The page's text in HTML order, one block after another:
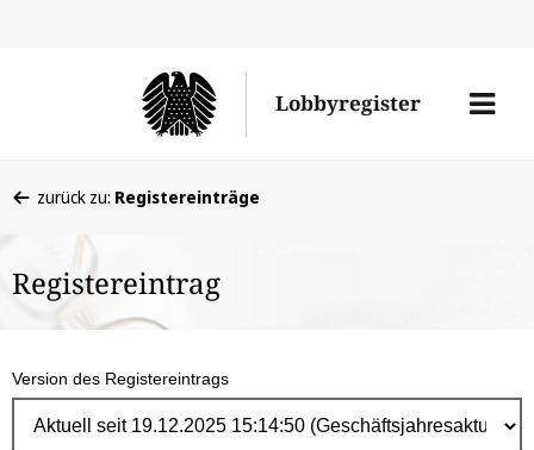
Lobbyregister
Menü
befinden
hier:
zurück zu: Registereinträge
Registereintrag
Version des Registereintrags